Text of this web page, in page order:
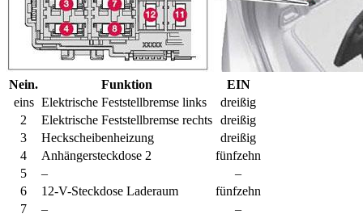
Nein. Funktion
EIN
eins Elektrische Feststellbremse links
dreißig
2
Elektrische Feststellbremse rechts dreißig
3
Heckscheibenheizung
dreißig
4
Anhängersteckdose 2
fünfzehn
5
–
–
6
12-V-Steckdose Laderaum
fünfzehn
7
–
–